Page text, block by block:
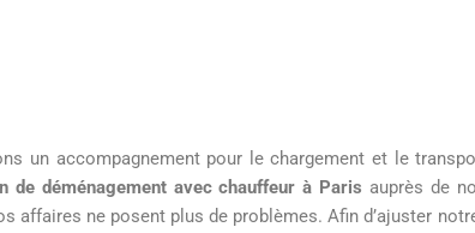
un accompagnement pour le chargement et le
de déménagement avec chauffeur à Paris auprès de
affaires ne posent plus de problèmes. Afin d’ajuster